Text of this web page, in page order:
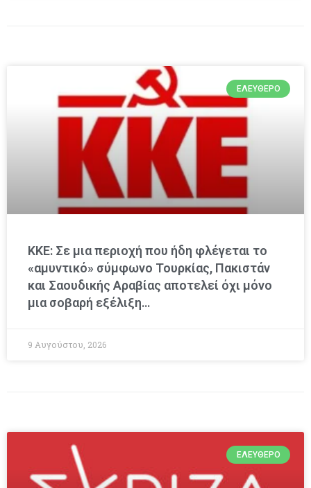
ΕΛΕΎΘΕΡΟ
ΚΚΕ: Σε μια περιοχή που ήδη φλέγεται το
«αμυντικό» σύμφωνο Τουρκίας, Πακιστάν
και Σαουδικής Αραβίας αποτελεί όχι μόνο
μια σοβαρή εξέλιξη…
9 Αυγούστου, 2026
ΕΛΕΎΘΕΡΟ